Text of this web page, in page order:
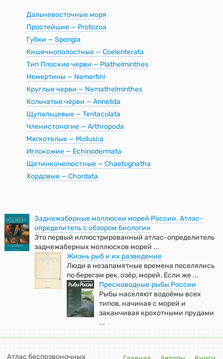
Дальневосточные моря
Простейшие — Protozoa
Губки — Spongia
Кишечнополостные — Coelenterata
Тип Плоские черви — Plathelminthes
Немертины — Nemertini
Круглые черви — Nemathelminthes
Кольчатые черви — Annelida
Щупальцевые — Tentaculata
Членистоногие — Arthropoda
Мягкотелые — Mollusca
Иглокожие — Echinodermata
Щетинкочелюстные — Chaetognatha
Хордовые — Chordata
Заднежаберные моллюски морей России. Атлас-
определитель с обзором биологии
Это первый иллюстрированный атлас-определитель
заднежаберных моллюсков морей ...
Жизнь рыб и их разведение
Люди в незапамятные времена поселялись
по берегам рек, озёр, морей. Если же ...
Пресноводные рыбы России
Рыбы населяют водоёмы всех
типов, начиная с морей и
заканчивая крохотными прудами
...
Атлас беспозвоночных